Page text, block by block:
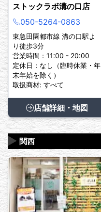
ストックラボ溝の口店
050-5264-0863
東急田園都市線 溝の口駅よ
り徒歩3分
営業時間：11:00 - 20:00
定休日：なし（臨時休業・年
末年始を除く）
取扱商材: すべて
店舗詳細・地図
関西
▶